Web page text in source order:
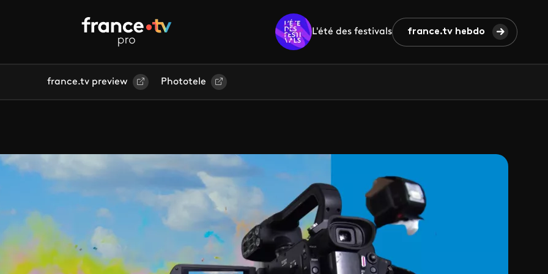
L'été des festivals france.tv hebdo
france.tv preview Phototele